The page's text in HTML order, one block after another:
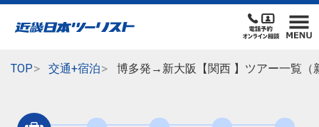
TOP 交通+宿泊 博多発→新大阪【関西 】ツアー一覧（